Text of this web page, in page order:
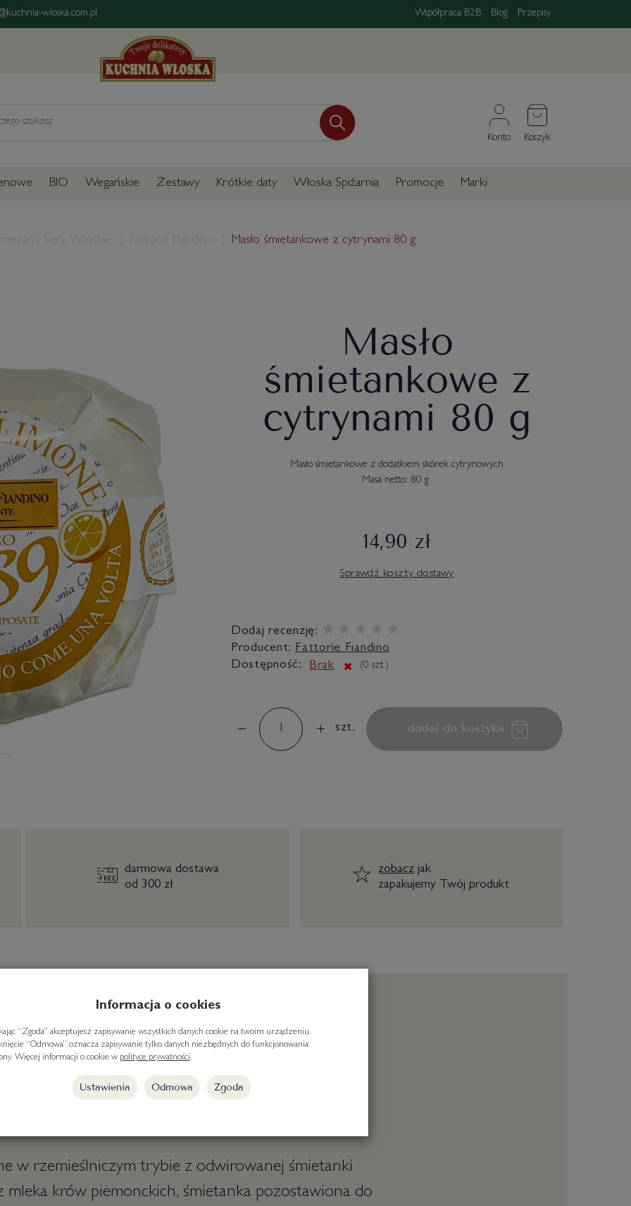
wloska.com.pl Współpraca B2B Blog Przepisy
Konto Koszyk
BIO Wegańskie Zestawy Krótkie daty Włoska Spiżarnia Promocje Marki
i Sery Włoskie Fattorie Fiandino Masło śmietankowe z cytrynami 80 g
Masło
śmietankowe z
cytrynami 80 g
Masło śmietankowe z dodatkiem skórek cytrynowych
Masa netto: 80 g
14,90 zł
Sprawdź koszty dostawy
Dodaj recenzję:
Producent: Fattorie Fiandino
Dostępność:
Brak (0 szt.)
szt. dodaj do koszyka
darmowa dostawa
od 300 zł
zobaczjak
zapakujemy Twój produkt
z dodatkiem skórek cytrynowych
podkreślony aromatycznymi cytrynami.
minimum 80%
w rzemieślniczym trybie z odwirowanej śmietanki
mleka krów piemonckich, śmietanka pozostawiona do
Informacja o cookies
“Zgoda” akceptujesz zapisywanie wszystkich danych cookie na twoim urządzeniu.
“Odmowa” oznacza zapisywanie tylko danych niezbędnych do funkcjonowania
Więcej informacji o cookie w polityce prywatności.
Ustawienia Odmowa Zgoda